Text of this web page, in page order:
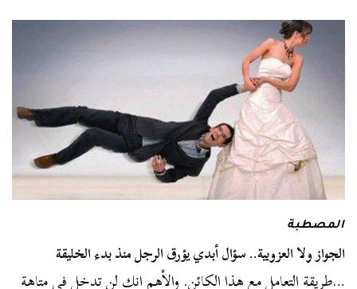
المصطبة
الجواز ولا العزوبية.. سؤال أبدي يؤرق الرجل منذ بدء الخليقة
…طريقة التعامل مع هذا الكائن. والأهم انك لن تدخل في متاهة